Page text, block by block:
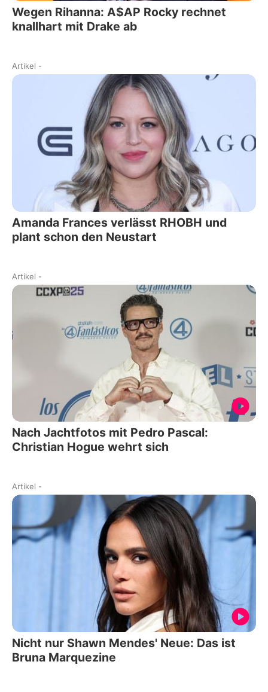
Wegen Rihanna: A$AP Rocky rechnet
knallhart mit Drake ab
Artikel -
Amanda Frances verlässt RHOBH und
plant schon den Neustart
Artikel -
Nach Jachtfotos mit Pedro Pascal:
Christian Hogue wehrt sich
Artikel -
Nicht nur Shawn Mendes' Neue: Das ist
Bruna Marquezine